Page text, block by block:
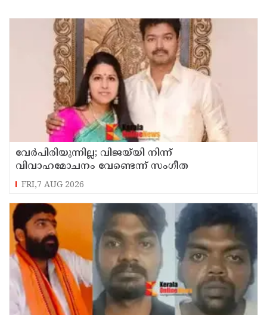
വേർപിരിയുന്നില്ല; വിജയ്‍യി നിന്ന്
വിവാഹമോചനം വേണ്ടെന്ന് സംഗീത
FRI,7 AUG 2026